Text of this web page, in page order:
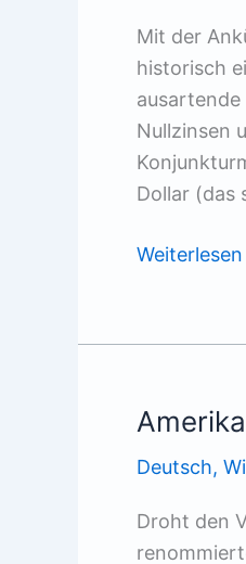
Mit der
historisch
Nullzinsen
Dollar (das
Immer
bleiben
Weiterlesen
Deutsch,
Droht den